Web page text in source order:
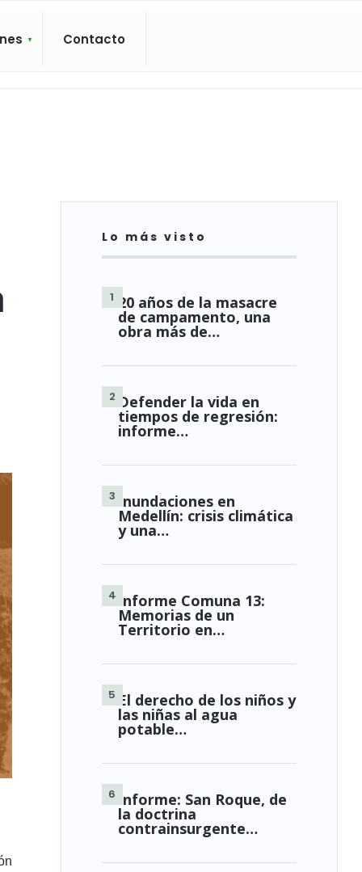
Contacto
Lo más visto
20 años de la masacre
de campamento, una
obra más de…
Defender la vida en
tiempos de regresión:
informe…
Inundaciones en
Medellín: crisis climática
y una…
Informe Comuna 13:
Memorias de un
Territorio en…
El derecho de los niños y
las niñas al agua
potable…
Informe: San Roque, de
la doctrina
contrainsurgente…